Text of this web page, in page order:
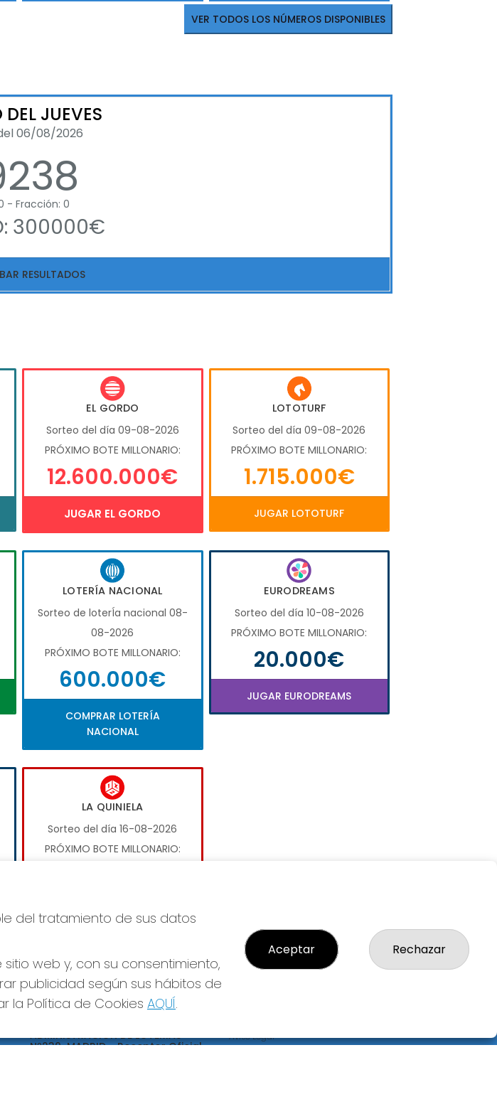
VER TODOS LOS NÚMEROS DISPONIBLES
DEL JUEVES
06/08/2026
- Fracción: 0
300000€
RESULTADOS
EL GORDO
Sorteo del día 09-08-2026
PRÓXIMO BOTE MILLONARIO:
12.600.000€
JUGAR EL GORDO
LOTOTURF
Sorteo del día 09-08-2026
PRÓXIMO BOTE MILLONARIO:
1.715.000€
JUGAR LOTOTURF
LOTERÍA NACIONAL
Sorteo de loterÍa nacional 08-
08-2026
PRÓXIMO BOTE MILLONARIO:
600.000€
COMPRAR LOTERÍA
NACIONAL
EURODREAMS
Sorteo del día 10-08-2026
PRÓXIMO BOTE MILLONARIO:
20.000€
JUGAR EURODREAMS
LA QUINIELA
Sorteo del día 16-08-2026
PRÓXIMO BOTE MILLONARIO:
JUGAR LA QUINIELA
ADMINISTRACION DE LOTERIAS
Nº239-MADRID - Receptor Oficial
Aviso Legal
del tratamiento de sus datos
web y, con su consentimiento,
publicidad según sus hábitos de
la Política de Cookies AQUÍ.
Aceptar Rechazar